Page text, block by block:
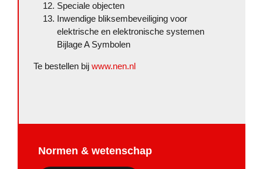
Speciale objecten
Inwendige bliksembeveiliging voor
elektrische en elektronische systemen
Bijlage A Symbolen
Te bestellen bij www.nen.nl
Normen & wetenschap